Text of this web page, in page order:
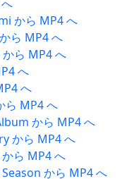
から MP4 へ
ら MP4 へ
ら MP4 へ
へ
へ
ら MP4 へ
から MP4 へ
から MP4 へ
ら MP4 へ
から MP4 へ